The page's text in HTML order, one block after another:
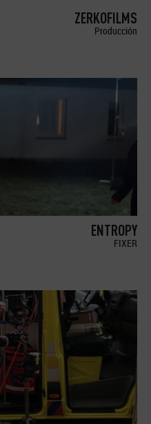
ZERKOFILMS
Producción
ENTROPY
FIXER